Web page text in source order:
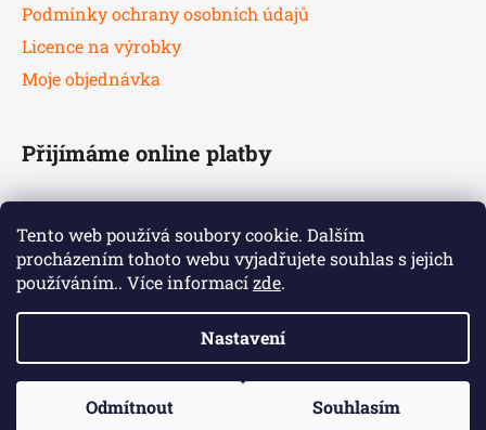
Tento web používá soubory cookie. Dalším
procházením tohoto webu vyjadřujete souhlas s jejich
používáním.. Více informacízde.
Nastavení
Odmítnout Souhlasím
Podmínky ochrany osobních údajů
Licence na výrobky
Moje objednávka
Přijímáme online platby
Vytvořil Shoptet